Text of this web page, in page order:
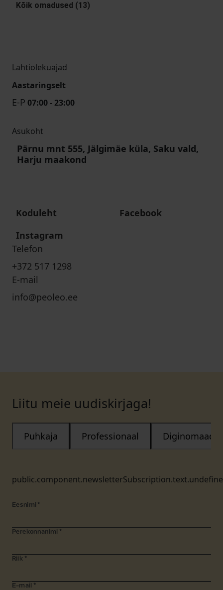
Kõik omadused (13)
Lahtiolekuajad
Aastaringselt
E-P 07:00 - 23:00
Asukoht
Pärnu mnt 555, Jälgimäe küla, Saku vald,
Harju maakond
Koduleht
Facebook
Instagram
Telefon
+372 517 1298
E-mail
info@peoleo.ee
Liitu meie uudiskirjaga!
Puhkaja Professionaal Diginomaad
Eesnimi *
Perekonnanimi *
Riik *
E-mail *